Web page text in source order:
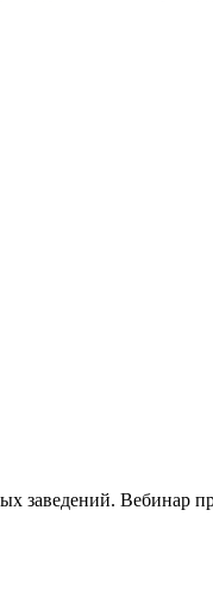
заведений. Вебинар